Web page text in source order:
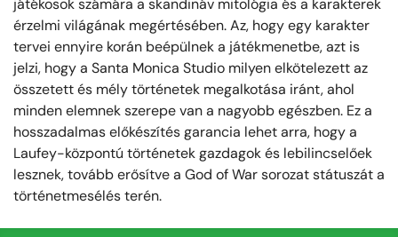
játékosok számára a skandináv mitológia és a karakterek
érzelmi világának megértésében. Az, hogy egy karakter
tervei ennyire korán beépülnek a játékmenetbe, azt is
jelzi, hogy a Santa Monica Studio milyen elkötelezett az
összetett és mély történetek megalkotása iránt, ahol
minden elemnek szerepe van a nagyobb egészben. Ez a
hosszadalmas előkészítés garancia lehet arra, hogy a
Laufey-központú történetek gazdagok és lebilincselőek
lesznek, tovább erősítve a God of War sorozat státuszát a
történetmesélés terén.